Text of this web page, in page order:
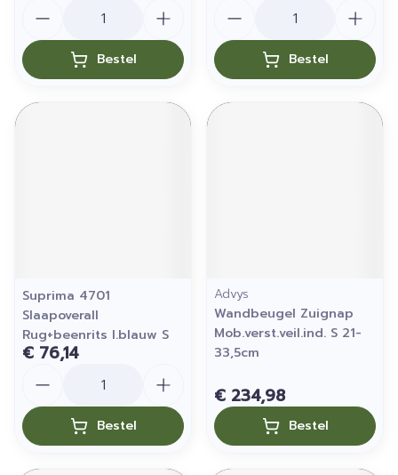
Bestel Bestel
Suprima 4701
Slaapoverall
Rug+beenrits l.blauw S
€ 76,14
Bestel
Advys
Wandbeugel Zuignap
Mob.verst.veil.ind. S 21-
33,5cm
€ 234,98
Bestel